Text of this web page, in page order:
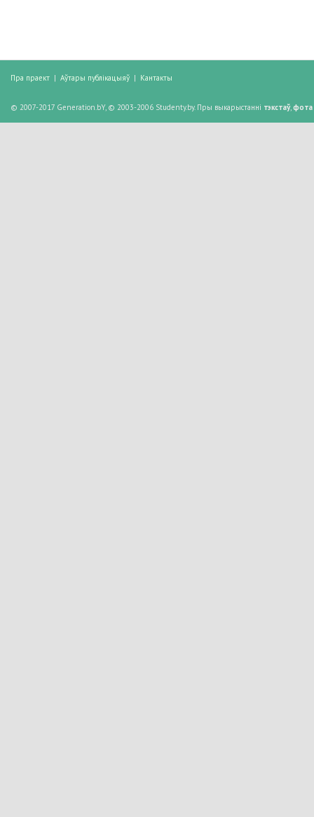
Пра праект | Аўтары публікацыяў | Кантакты
© 2007-2017 Generation.bY, © 2003-2006 Studenty.by. Пры выкарыстанні тэкстаў, фота